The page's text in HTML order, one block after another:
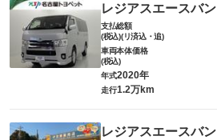
レジアスエースバン
支払総額
(税込)(リ済込・追)
車両本体価格
(税込)
年式2020年
走行1.2万km
レジアスエースバン